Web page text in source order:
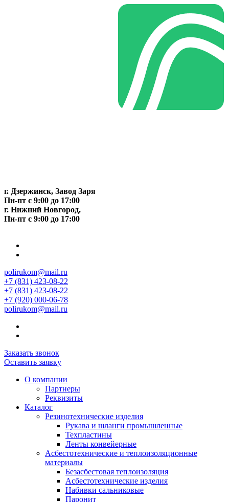
г. Дзержинск, Завод Заря
Пн-пт c 9:00 до 17:00
г. Нижний Новгород,
Пн-пт c 9:00 до 17:00
polirukom@mail.ru
+7 (831) 423-08-22
+7 (831) 423-08-22
+7 (920) 000-06-78
polirukom@mail.ru
Заказать звонок
Оставить заявку
О компании
Партнеры
Реквизиты
Каталог
Резинотехнические изделия
Рукава и шланги промышленные
Техпластины
Ленты конвейерные
Асбестотехнические и теплоизоляционные
материалы
Безасбестовая теплоизоляция
Асбестотехнические изделия
Набивки сальниковые
Паронит